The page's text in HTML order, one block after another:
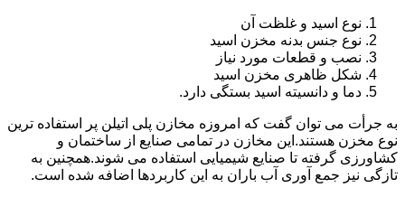
نوع اسید و غلظت آن
نوع جنس بدنه مخزن اسید
نصب و قطعات مورد نیاز
شکل ظاهری مخزن اسید
دما و دانسیته اسید بستگی دارد.
به جرأت می توان گفت که امروزه مخازن پلی اتیلن پر استفاده ترین
نوع مخزن هستند.این مخازن در تمامی صنایع از ساختمان و
کشاورزی گرفته تا صنایع شیمیایی استفاده می شوند.همچنین به
تازگی نیز جمع آوری آب باران به این کاربردها اضافه شده است.